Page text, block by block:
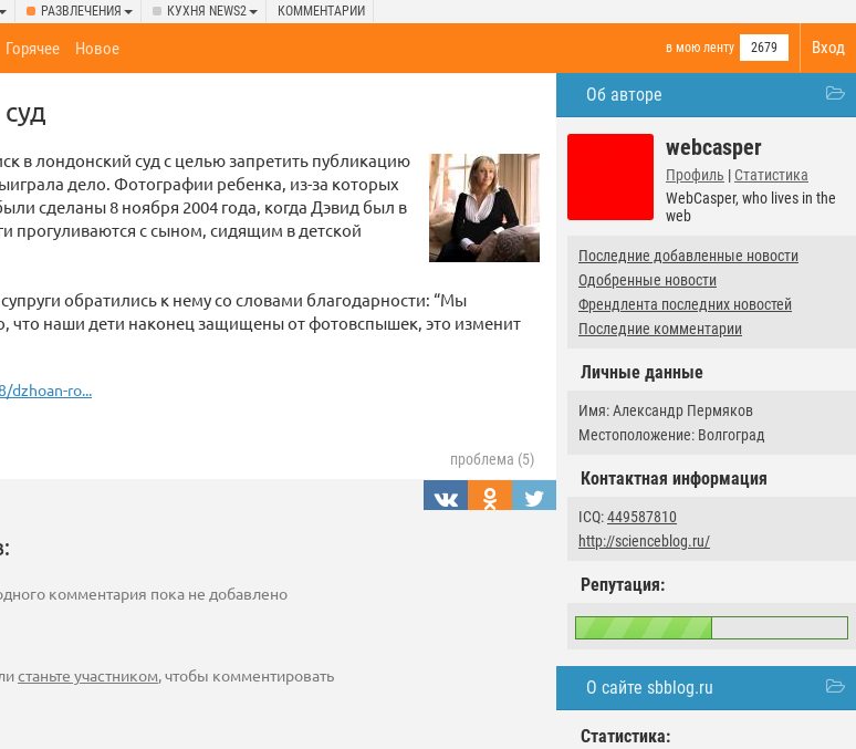
РАЗВЛЕЧЕНИЯ КУХНЯ NEWS2 КОММЕНТАРИИ
Вход
в мою ленту 2679
Горячее Новое
Об авторе
webcasper
Профиль | Статистика
WebCasper, who lives in the
web
Последние добавленные новости
Одобренные новости
Френдлента последних новостей
Последние комментарии
Личные данные
Имя: Александр Пермяков
Местоположение: Волгоград
Контактная информация
ICQ:449587810
http://scienceblog.ru/
Репутация:
О сайте sbblog.ru
Статистика:
в лондонский суд с целью запретить публикацию
дело. Фотографии ребенка, из-за которых
сделаны 8 ноября 2004 года, когда Дэвид был в
прогуливаются с сыном, сидящим в детской
обратились к нему со словами благодарности: “Мы
что наши дети наконец защищены от фотовспышек, это изменит
dzhoan-ro...
проблема (5)
комментария пока не добавлено
станьте участником, чтобы комментировать